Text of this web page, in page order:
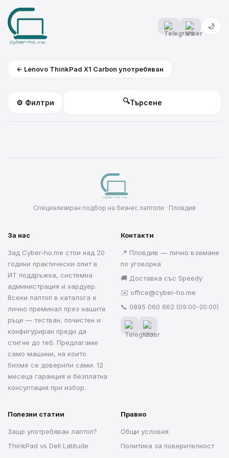
🌙
← Lenovo ThinkPad X1 Carbon употребяван
⚙️ Филтри 🔍
Специализиран подбор на бизнес лаптопи · Пловдив
За нас
Зад Cyber-ho.me стои над 20
години практически опит в
ИТ поддръжка, системна
администрация и хардуер.
Всеки лаптоп в каталога е
лично преминал през нашите
ръце — тестван, почистен и
конфигуриран преди да
стигне до теб. Предлагаме
само машини, на които
бихме се доверили сами. 12
месеца гаранция и безплатна
консултация при избор.
Контакти
📍 Пловдив — лично вземане
по уговорка
🚚 Доставка със Speedy
✉️ office@cyber-ho.me
📞 0895 060 662 (09:00–20:00)
Полезни статии
Защо употребяван лаптоп?
ThinkPad vs Dell Latitude
Правно
Общи условия
Политика за поверителност